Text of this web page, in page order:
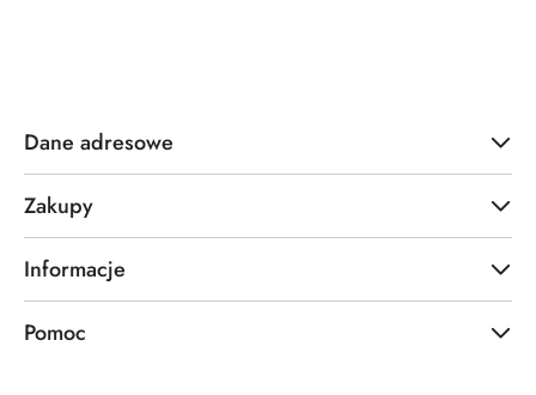
Dane adresowe
Zakupy
Informacje
Pomoc